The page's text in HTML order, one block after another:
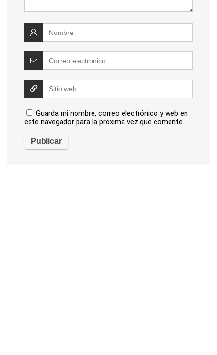
Guarda mi nombre, correo electrónico y web en
este navegador para la próxima vez que comente.